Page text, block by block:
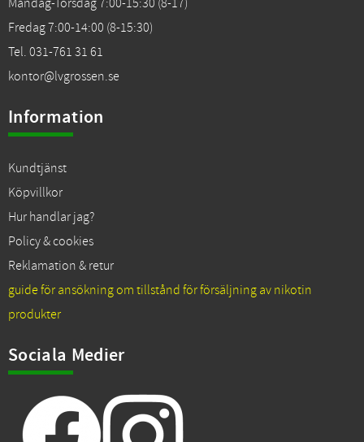
Måndag-Torsdag 7:00-15:30 (8-17)
Fredag 7:00-14:00 (8-15:30)
Tel. 031-761 31 61
kontor@lvgrossen.se
Information
Kundtjänst
Köpvillkor
Hur handlar jag?
Policy & cookies
Reklamation & retur
guide för ansökning om tillstånd för försäljning av nikotin
produkter
Sociala Medier